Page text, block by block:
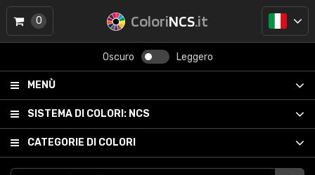
ColoriNCS.it
Oscuro Leggero
MENÙ
SISTEMA DI COLORI: NCS
CATEGORIE DI COLORI
0